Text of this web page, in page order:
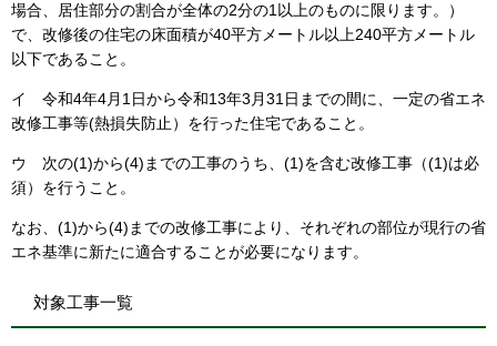
場合、居住部分の割合が全体の2分の1以上のものに限ります。）
で、改修後の住宅の床面積が40平方メートル以上240平方メートル
以下であること。
イ 令和4年4月1日から令和13年3月31日までの間に、一定の省エネ
改修工事等(熱損失防止）を行った住宅であること。
ウ 次の(1)から(4)までの工事のうち、(1)を含む改修工事（(1)は必
須）を行うこと。
なお、(1)から(4)までの改修工事により、それぞれの部位が現行の省
エネ基準に新たに適合することが必要になります。
対象工事一覧